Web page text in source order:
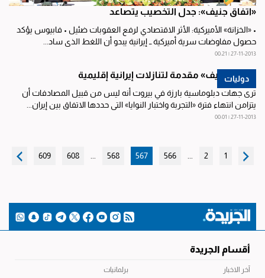
«اتفاق جنيف»: جدل التخصيب يتصاعد
• «الخزانة» الأميركية: الأثر الاقتصادي لرفع العقوبات ضئيل • فابيوس يؤكد
حصول مفاوضات سرية أميركية ــ إيرانية يبدو أن اللغط الذي ساد...
27-11-2013 | 00:21
دوليات
«اتفاق جنيف» مقدمة لتنازلات إيرانية إقليمية
ترى جهات دبلوماسية بارزة في بيروت أنه ليس من قبيل المصادفات أن
يتزامن انتهاء فترة «التجربة واختبار النوايا» التي حددها الاتفاق بين إيران...
27-11-2013 | 00:01
1
2
...
566
567
568
...
608
609
أقسام الجريدة
آخر الاخبار
برلمانيات